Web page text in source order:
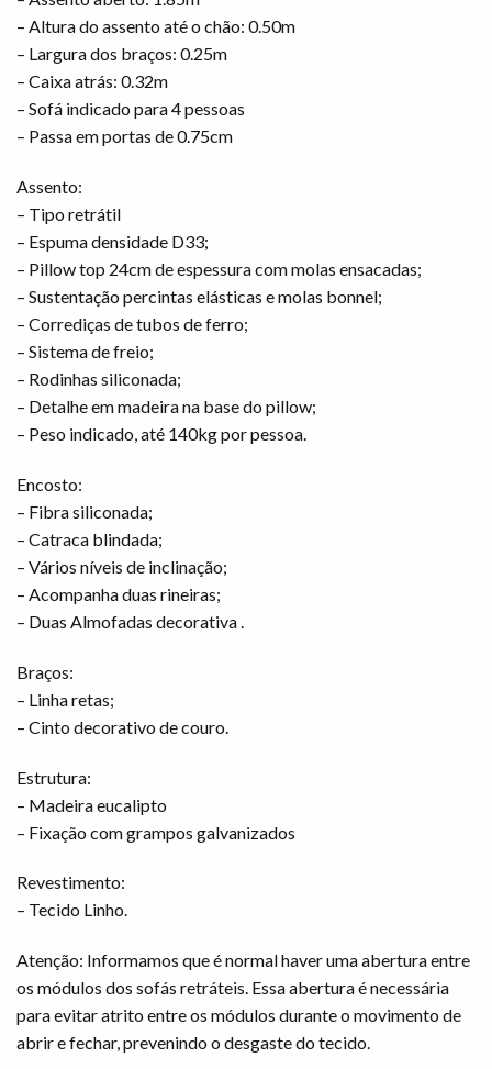
– Altura do assento até o chão: 0.50m
– Largura dos braços: 0.25m
– Caixa atrás: 0.32m
– Sofá indicado para 4 pessoas
– Passa em portas de 0.75cm
Assento:
– Tipo retrátil
– Espuma densidade D33;
– Pillow top 24cm de espessura com molas ensacadas;
– Sustentação percintas elásticas e molas bonnel;
– Corrediças de tubos de ferro;
– Sistema de freio;
– Rodinhas siliconada;
– Detalhe em madeira na base do pillow;
– Peso indicado, até 140kg por pessoa.
Encosto:
– Fibra siliconada;
– Catraca blindada;
– Vários níveis de inclinação;
– Acompanha duas rineiras;
– Duas Almofadas decorativa .
Braços:
– Linha retas;
– Cinto decorativo de couro.
Estrutura:
– Madeira eucalipto
– Fixação com grampos galvanizados
Revestimento:
– Tecido Linho.
Atenção: Informamos que é normal haver uma abertura entre
os módulos dos sofás retráteis. Essa abertura é necessária
para evitar atrito entre os módulos durante o movimento de
abrir e fechar, prevenindo o desgaste do tecido.